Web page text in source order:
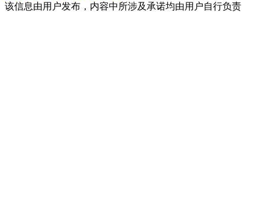
该信息由用户发布，内容中所涉及承诺均由用户自行负责